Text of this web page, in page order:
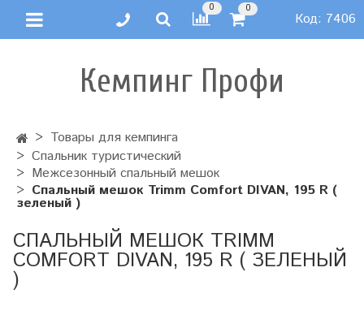
0 0
Код: 7406
Кемпинг Профи
Товары для кемпинга
Спальник туристический
Межсезонный спальный мешок
Спальный мешок Trimm Comfort DIVAN, 195 R (
зеленый )
СПАЛЬНЫЙ МЕШОК TRIMM
COMFORT DIVAN, 195 R ( ЗЕЛЕНЫЙ
)